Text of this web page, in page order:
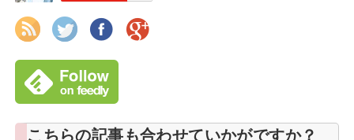
こちらの記事も合わせていかがですか？